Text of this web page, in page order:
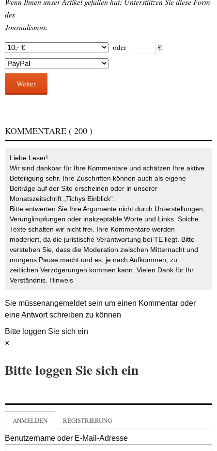
des
Journalismus.
oder €
Weiter
KOMMENTARE ( 200 )
Liebe Leser!
Wir sind dankbar für Ihre Kommentare und schätzen Ihre aktive
Beteiligung sehr. Ihre Zuschriften können auch als eigene
Beiträge auf der Site erscheinen oder in unserer
Monatszeitschrift „Tichys Einblick“.
Bitte entwerten Sie Ihre Argumente nicht durch Unterstellungen,
Verunglimpfungen oder inakzeptable Worte und Links. Solche
Texte schalten wir nicht frei. Ihre Kommentare werden
moderiert, da die juristische Verantwortung bei TE liegt. Bitte
verstehen Sie, dass die Moderation zwischen Mitternacht und
morgens Pause macht und es, je nach Aufkommen, zu
zeitlichen Verzögerungen kommen kann. Vielen Dank für Ihr
Verständnis. Hinweis
Sie müssenangemeldetsein um einen Kommentar oder
eine Antwort schreiben zu können
Bitte loggen Sie sich ein
×
Bitte loggen Sie sich ein
ANMELDEN REGISTRIERUNG
Benutzername oder E-Mail-Adresse